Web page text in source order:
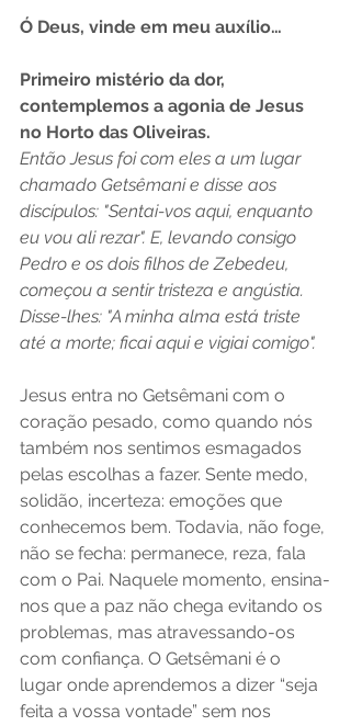
Ó Deus, vinde em meu auxílio…
Primeiro mistério da dor,
contemplemos a agonia de Jesus
no Horto das Oliveiras.
Então Jesus foi com eles a um lugar
chamado Getsêmani e disse aos
discípulos: "Sentai-vos aqui, enquanto
eu vou ali rezar". E, levando consigo
Pedro e os dois filhos de Zebedeu,
começou a sentir tristeza e angústia.
Disse-lhes: "A minha alma está triste
até a morte; ficai aqui e vigiai comigo".
Jesus entra no Getsêmani com o
coração pesado, como quando nós
também nos sentimos esmagados
pelas escolhas a fazer. Sente medo,
solidão, incerteza: emoções que
conhecemos bem. Todavia, não foge,
não se fecha: permanece, reza, fala
com o Pai. Naquele momento, ensina-
nos que a paz não chega evitando os
problemas, mas atravessando-os
com confiança. O Getsêmani é o
lugar onde aprendemos a dizer “seja
feita a vossa vontade” sem nos